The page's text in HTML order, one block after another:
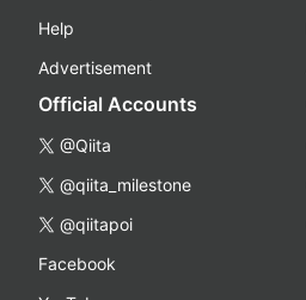
Help
Advertisement
Official Accounts
@Qiita
@qiita_milestone
@qiitapoi
Facebook